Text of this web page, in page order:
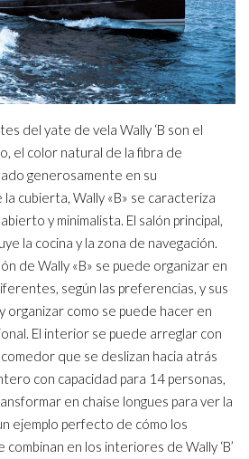
del yate de vela Wally ‘B son el
el color natural de la fibra de
generosamente en su
cubierta, Wally «B» se caracteriza
y minimalista. El salón principal,
la cocina y la zona de navegación.
de Wally «B» se puede organizar en
según las preferencias, y sus
organizar como se puede hacer en
El interior se puede arreglar con
que se deslizan hacia atrás
con capacidad para 14 personas,
en chaise longues para ver la
ejemplo perfecto de cómo los
en los interiores de Wally ‘B’